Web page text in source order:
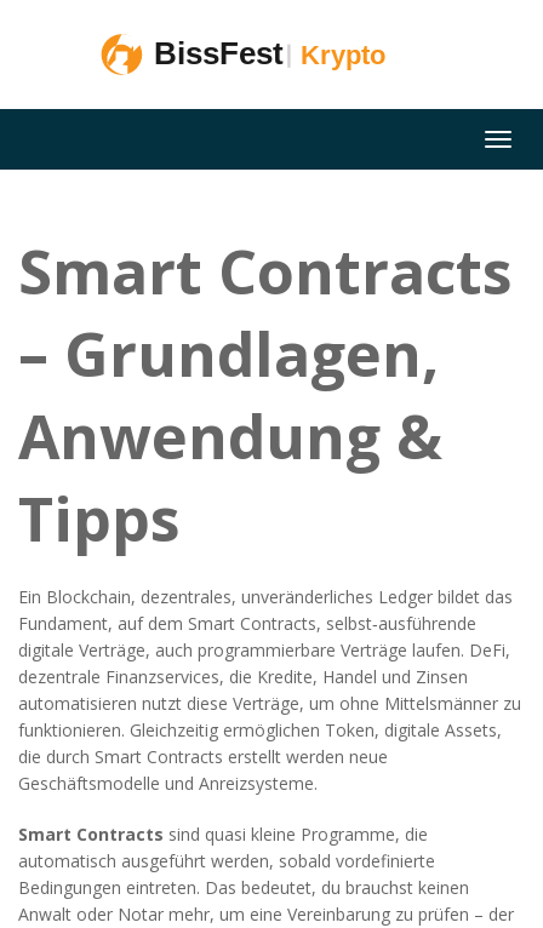
Smart Contracts
– Grundlagen,
Anwendung &
Tipps
Ein Blockchain, dezentrales, unveränderliches Ledger bildet das
Fundament, auf dem Smart Contracts, selbst‑ausführende
digitale Verträge, auch programmierbare Verträge laufen. DeFi,
dezentrale Finanzservices, die Kredite, Handel und Zinsen
automatisieren nutzt diese Verträge, um ohne Mittelsmänner zu
funktionieren. Gleichzeitig ermöglichen Token, digitale Assets,
die durch Smart Contracts erstellt werden neue
Geschäftsmodelle und Anreizsysteme.
Smart Contracts sind quasi kleine Programme, die
automatisch ausgeführt werden, sobald vordefinierte
Bedingungen eintreten. Das bedeutet, du brauchst keinen
Anwalt oder Notar mehr, um eine Vereinbarung zu prüfen – der